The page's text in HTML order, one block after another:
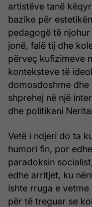
artistëve tanë
bazike për
pedagogë të
jonë, falë tij dhe
përveç kufizimeve
konteksteve të
domosdoshme
shprehej në një
dhe politikani
Vetë i ndjeri do ta
humori fin, por
paradoksin
edhe arritjet, ku
ishte rruga e vetme
për të treguar se